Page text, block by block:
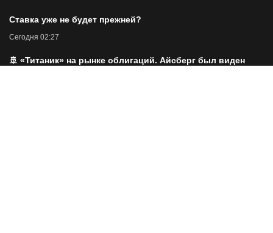
Ставка уже не будет прежней?
Сегодня 02:27
🚢 «Титаник» на рынке облигаций. Айсберг был виден